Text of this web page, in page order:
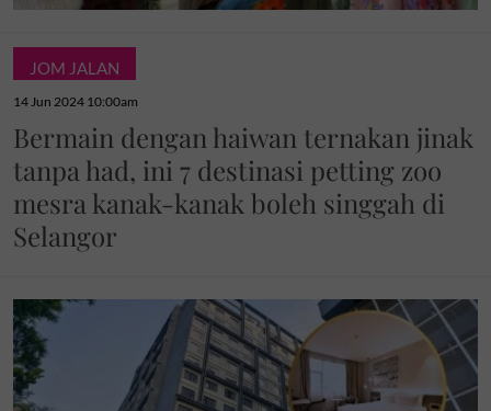
JOM JALAN
14 Jun 2024 10:00am
Bermain dengan haiwan ternakan jinak
tanpa had, ini 7 destinasi petting zoo
mesra kanak-kanak boleh singgah di
Selangor